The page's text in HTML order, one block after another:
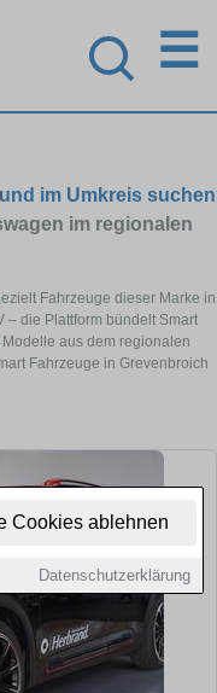
Cookies ablehnen
Datenschutzerklärung
☰
im Umkreis suchen
im regionalen
Fahrzeuge dieser Marke in
die Plattform bündelt Smart
aus dem regionalen
Fahrzeuge in Grevenbroich